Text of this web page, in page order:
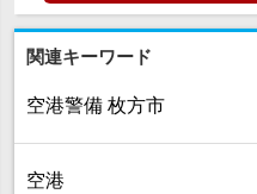
関連キーワード
空港警備 枚方市
空港